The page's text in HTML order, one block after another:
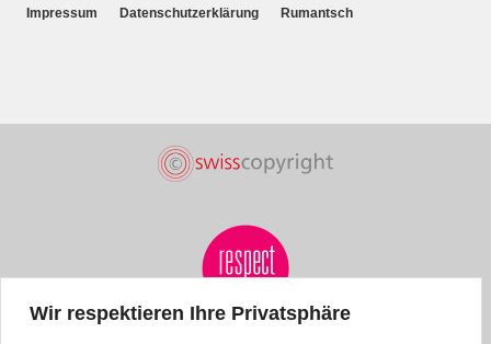
Wir respektieren Ihre Privatsphäre
Impressum
Datenschutzerklärung Rumantsch